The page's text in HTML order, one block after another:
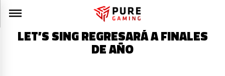
LET’S SING REGRESARÁ A FINALES
DE AÑO